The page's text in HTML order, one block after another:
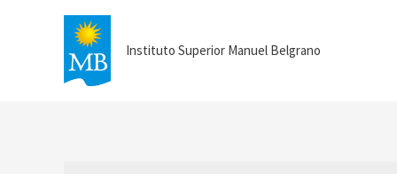
Instituto Superior Manuel Belgrano